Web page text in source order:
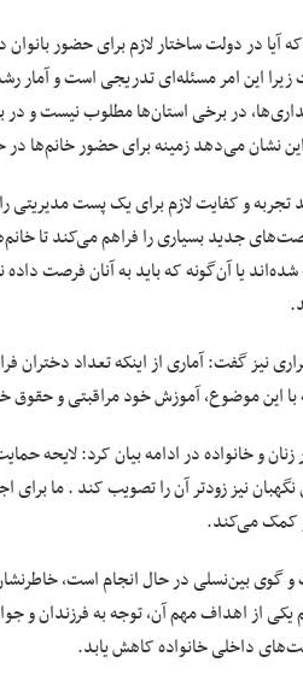
آیا در دولت ساختار لازم برای حضور
زیرا این امر مسئله‌ای تدریجی است و
در برخی استان‌ها مطلوب نیست و
نشان می‌دهد زمینه برای حضور خانم‌ها
تجربه و کفایت لازم برای یک پست
جدید بسیاری را فراهم می‌کند تا
یا آن‌گونه که باید به آنان فرصت
نیز گفت: آماری از اینکه تعداد دختران
با این موضوع، آموزش خود مراقبتی و
و خانواده در ادامه بیان کرد: لایحه
نیز زودتر آن را تصویب کند . ما برای
کمک می‌کند.
و گوی بین‌نسلی در حال انجام است،
از اهداف مهم آن، توجه به فرزندان و
داخلی خانواده کاهش یابد.